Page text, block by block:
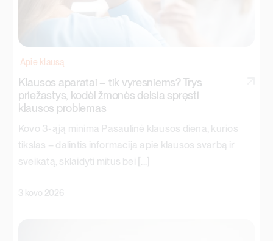
Apie klausą
Klausos aparatai – tik vyresniems? Trys
priežastys, kodėl žmonės delsia spręsti
klausos problemas
Kovo 3-ąją minima Pasaulinė klausos diena, kurios
tikslas – dalintis informacija apie klausos svarbą ir
sveikatą, sklaidyti mitus bei [...]
3 kovo 2026